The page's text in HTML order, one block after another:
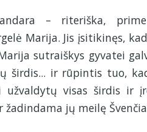
– riteriška,
Marija. Jis įsitikinęs,
sutraiškys gyvatei
širdis... ir rūpintis tuo,
užvaldytų visas širdis ir
jų meilę